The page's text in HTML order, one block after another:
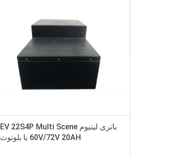
باتری لیتیوم EV 22S4P Multi Scene
60V/72V 20AH با بلوتوث